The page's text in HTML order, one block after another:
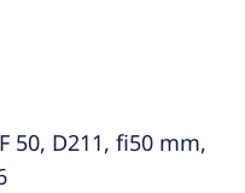
50, D211, fi50 mm,